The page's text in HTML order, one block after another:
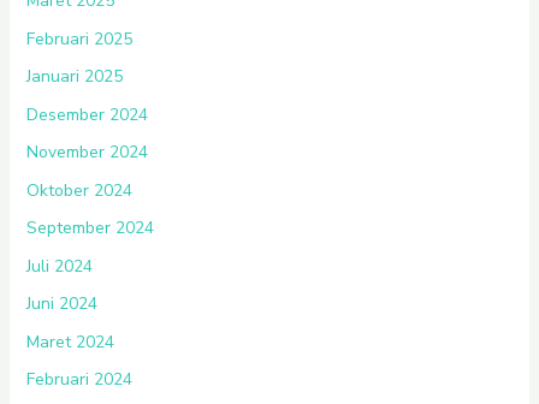
Februari 2025
Januari 2025
Desember 2024
November 2024
Oktober 2024
September 2024
Juli 2024
Juni 2024
Maret 2024
Februari 2024